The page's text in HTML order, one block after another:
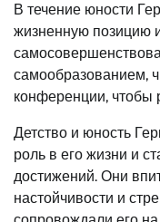
В течение юности
жизненную позицию
самообразованием,
конференции, чтобы
Детство и юность
роль в его жизни и
достижений. Они
настойчивости и